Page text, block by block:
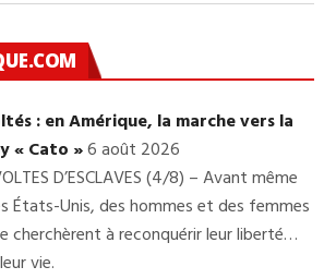
: en Amérique, la marche vers la
« Cato »6 août 2026
D’ESCLAVES (4/8) – Avant même
États-Unis, des hommes et des femmes
cherchèrent à reconquérir leur liberté…
vie.